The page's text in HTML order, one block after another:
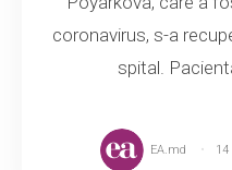
coronavirus, s-a
spital.
EA.md